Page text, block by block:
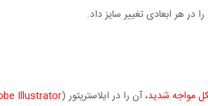
در هر ابعادی تغییر سایز داد.
مواجه شدید، آن را در ایلاستریتور (Illustrator